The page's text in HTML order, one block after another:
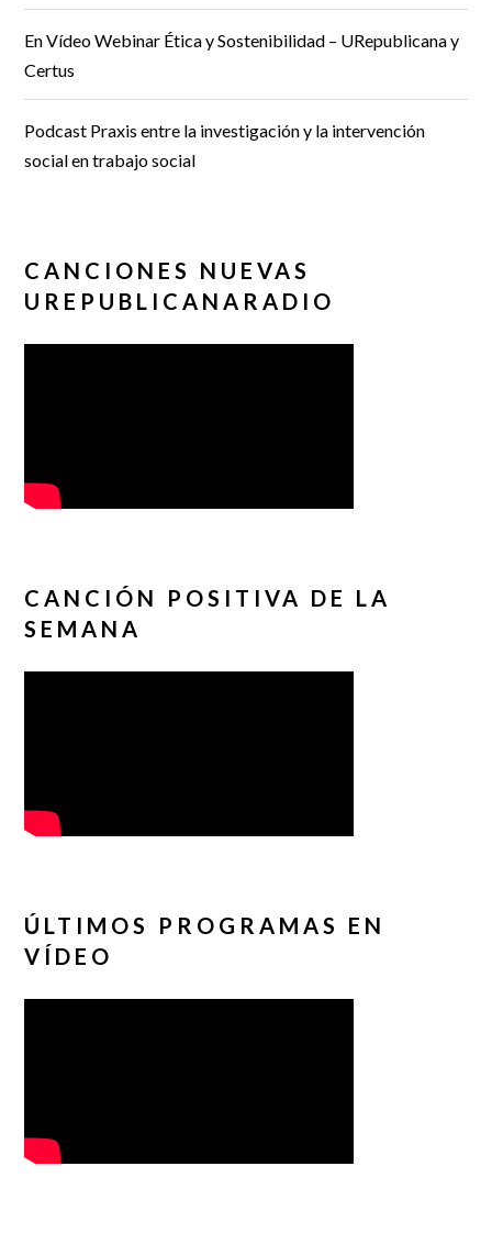
En Vídeo Webinar Ética y Sostenibilidad – URepublicana y
Certus
Podcast Praxis entre la investigación y la intervención
social en trabajo social
CANCIONES NUEVAS
UREPUBLICANARADIO
CANCIÓN POSITIVA DE LA
SEMANA
ÚLTIMOS PROGRAMAS EN
VÍDEO